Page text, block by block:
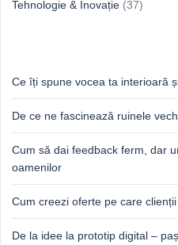
Tehnologie & Inovație (37)
Ce îți spune vocea ta interioară
De ce ne fascinează ruinele
Cum să dai feedback ferm, dar
oamenilor
Cum creezi oferte pe care
De la idee la prototip digital –